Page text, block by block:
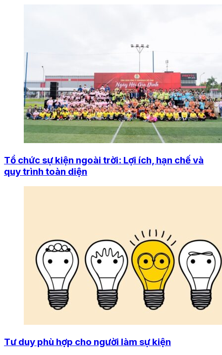
Tổ chức sự kiện ngoài trời: Lợi ích, hạn chế và
quy trình toàn diện
Tư duy phù hợp cho người làm sự kiện